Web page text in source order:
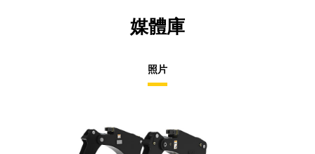
媒體庫
照片